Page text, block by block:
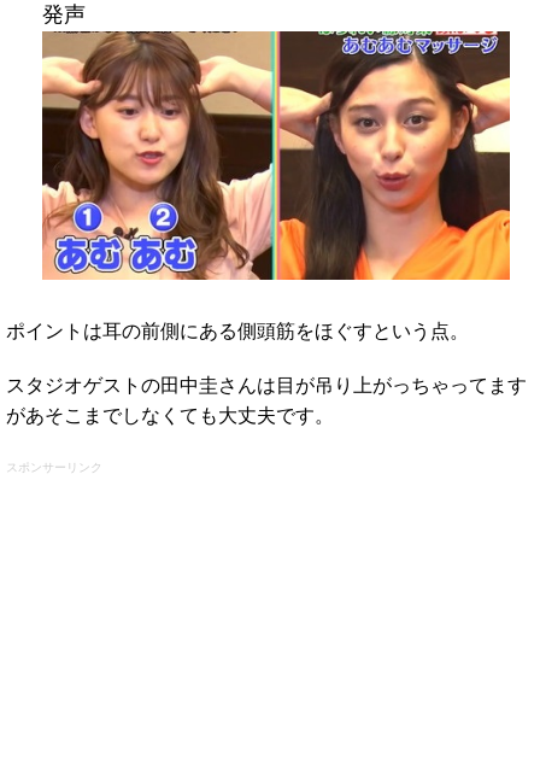
発声
ポイントは耳の前側にある側頭筋をほぐすという点。
スタジオゲストの田中圭さんは目が吊り上がっちゃってます
があそこまでしなくても大丈夫です。
スポンサーリンク